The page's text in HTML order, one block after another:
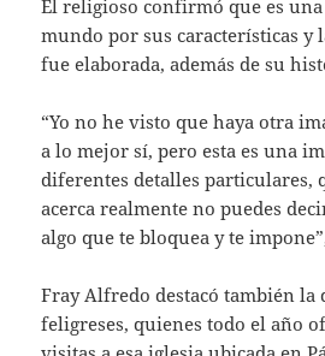
El religioso confirmó que es
mundo por sus características y
fue elaborada, además de su
“Yo no he visto que haya otra
a lo mejor sí, pero esta es una
diferentes detalles particulares,
acerca realmente no puedes
algo que te bloquea y te
Fray Alfredo destacó también la
feligreses, quienes todo el año